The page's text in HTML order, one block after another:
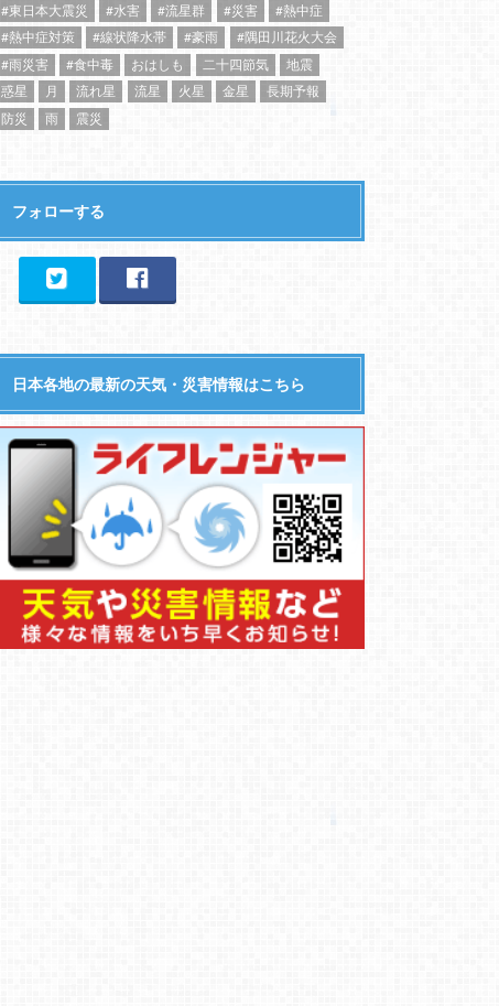
#東日本大震災
#水害 #流星群 #災害
#熱中症
#熱中症対策
#線状降水帯 #豪雨
#隅田川花火大会
#雨災害
#食中毒 おはしも 二十四節気
地震
惑星
月 流れ星 流星 火星 金星
長期予報
防災
雨 震災
フォローする
日本各地の最新の天気・災害情報はこちら